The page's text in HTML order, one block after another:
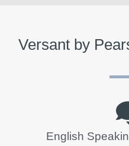
Versant by
English